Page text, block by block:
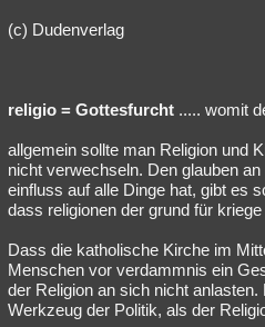
(c) Dudenverlag
religio = Gottesfurcht ..... womit
allgemein sollte man Religion und
nicht verwechseln. Den glauben
einfluss auf alle Dinge hat, gibt es
dass religionen der grund für
Dass die katholische Kirche im
Menschen vor verdammnis ein
der Religion an sich nicht
Werkzeug der Politik, als der